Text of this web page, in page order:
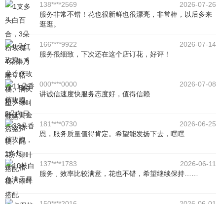
138****2569
2026-07-26
服务非常不错！花也很新鲜也很漂亮，非常棒，以后多来
逛逛。
166****9922
2026-07-14
服务很细致，下次还在这个店订花，好评！
000****0000
2026-07-08
讲诚信速度快服务态度好，值得信赖
181****0730
2026-06-25
恩，服务质量值得肯定。希望能发扬下去，嘿嘿
137****1783
2026-06-11
服务﹑效率比较满意，花也不错，希望继续保持……